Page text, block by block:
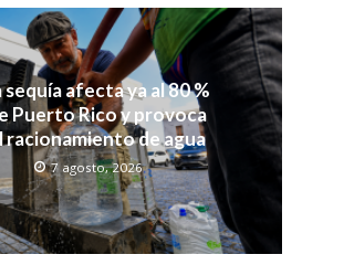
sequía afecta ya al 80 %
Puerto Rico y provoca
racionamiento de agua
7 agosto, 2026